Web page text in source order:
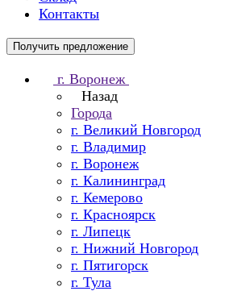
Контакты
Получить предложение
г. Воронеж
Назад
Города
г. Великий Новгород
г. Владимир
г. Воронеж
г. Калининград
г. Кемерово
г. Красноярск
г. Липецк
г. Нижний Новгород
г. Пятигорск
г. Тула